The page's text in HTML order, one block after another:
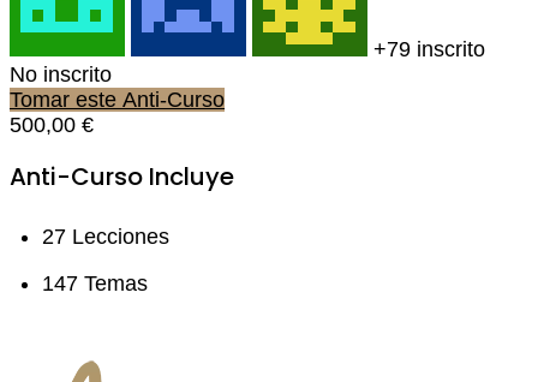
+79 inscrito
No inscrito
Tomar este Anti-Curso
500,00 €
Anti-Curso Incluye
27 Lecciones
147 Temas